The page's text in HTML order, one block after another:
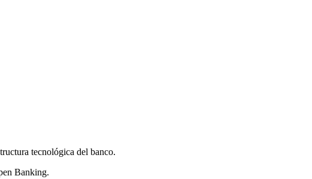
tecnológica del banco.
Banking.